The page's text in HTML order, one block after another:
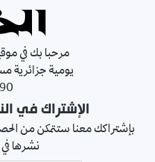
مرحبا بك في موقع
يومية جزائرية
الإشتراك في
بإشتراكك معنا ستتمكن من
نشرها في